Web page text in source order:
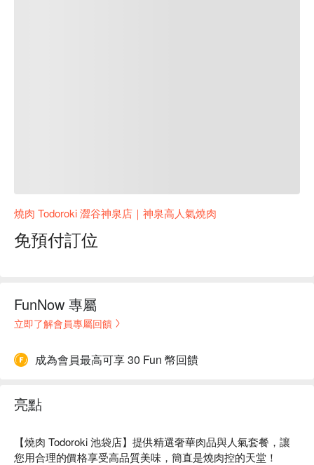
燒肉 Todoroki 澀谷神泉店｜神泉高人氣燒肉
免預付訂位
FunNow 專屬
立即了解會員專屬回饋
成為會員最高可享 30 Fun 幣回饋
亮點
【燒肉 Todoroki 池袋店】提供精選奢華肉品與人氣套餐，讓
您用合理的價格享受高品質美味，簡直是燒肉控的天堂！